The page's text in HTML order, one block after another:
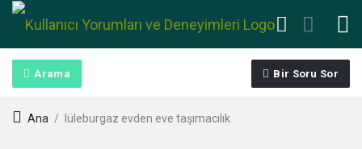
Arama Bir Soru Sor
Ana / lüleburgaz evden eve taşımacılık